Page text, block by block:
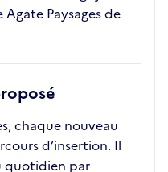
Paysages de
chaque nouveau
d’insertion. Il
quotidien par